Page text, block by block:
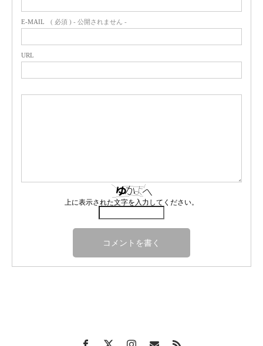
E-MAIL ( 必須 ) - 公開されません -
URL
上に表示された文字を入力してください。